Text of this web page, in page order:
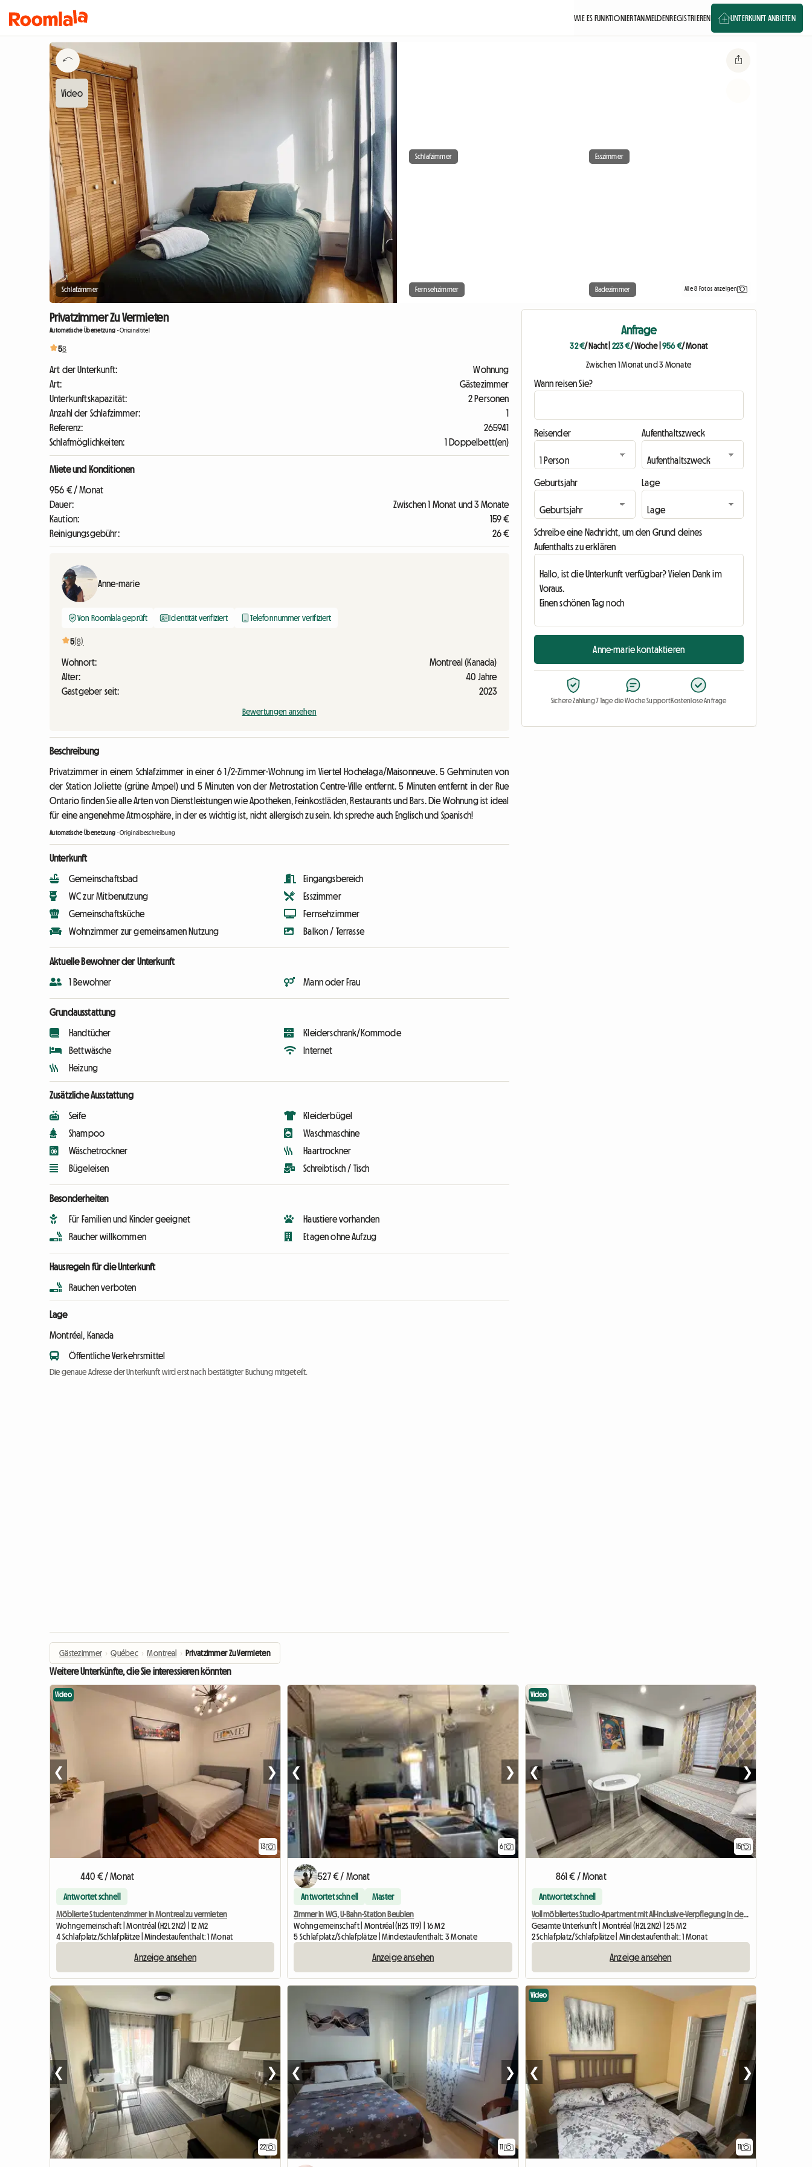
WIE ES FUNKTIONIERTANMELDENREGISTRIEREN UNTERKUNFT ANBIETEN
Schlafzimmer
Schlafzimmer Esszimmer
Fernsehzimmer Badezimmer Alle 8 Fotos anzeigen
Privatzimmer Zu Vermieten
Automatische Übersetzung -Originaltitel
58
Art der Unterkunft:
Wohnung
Art:
Gästezimmer
Unterkunftskapazität:
2 Personen
Anzahl der Schlafzimmer:
1
Referenz:
265941
Schlafmöglichkeiten:
1 Doppelbett(en)
Miete und Konditionen
956 € / Monat
Dauer:
Zwischen 1 Monat und 3 Monate
Kaution:
159 €
Reinigungsgebühr:
26 €
Anne-marie
Von Roomlala geprüft Identität verifiziert Telefonnummer verifiziert
5(8)
Wohnort:
Montreal (Kanada)
Alter:
40 Jahre
Gastgeber seit:
2023
Bewertungen ansehen
Beschreibung
Privatzimmer in einem Schlafzimmer in einer 6 1/2-Zimmer-Wohnung im Viertel Hochelaga/Maisonneuve. 5 Gehminuten von
der Station Joliette (grüne Ampel) und 5 Minuten von der Metrostation Centre-Ville entfernt. 5 Minuten entfernt in der Rue
Ontario finden Sie alle Arten von Dienstleistungen wie Apotheken, Feinkostläden, Restaurants und Bars. Die Wohnung ist ideal
für eine angenehme Atmosphäre, in der es wichtig ist, nicht allergisch zu sein. Ich spreche auch Englisch und Spanisch!
Automatische Übersetzung -Originalbeschreibung
Unterkunft
Gemeinschaftsbad
WC zur Mitbenutzung
Gemeinschaftsküche
Wohnzimmer zur gemeinsamen Nutzung
Eingangsbereich
Esszimmer
Fernsehzimmer
Balkon / Terrasse
Aktuelle Bewohner der Unterkunft
1 Bewohner Mann oder Frau
Grundausstattung
Handtücher
Bettwäsche
Heizung
Kleiderschrank/Kommode
Internet
Zusätzliche Ausstattung
Seife
Shampoo
Wäschetrockner
Bügeleisen
Kleiderbügel
Waschmaschine
Haartrockner
Schreibtisch / Tisch
Besonderheiten
Für Familien und Kinder geeignet
Raucher willkommen
Haustiere vorhanden
Etagen ohne Aufzug
Hausregeln für die Unterkunft
Rauchen verboten
Lage
Montréal, Kanada
Öffentliche Verkehrsmittel
Die genaue Adresse der Unterkunft wird erst nach bestätigter Buchung mitgeteilt.
Anfrage
32 €/ Nacht| 223 €/ Woche|956 €/ Monat
Zwischen 1 Monat und 3 Monate
Wann reisen Sie?
Reisender Aufenthaltszweck
Geburtsjahr Lage
Schreibe eine Nachricht, um den Grund deines
Aufenthalts zu erklären
Anne-marie kontaktieren
Sichere Zahlung7 Tage die Woche SupportKostenlose Anfrage
Gästezimmer › Québec › Montreal › Privatzimmer Zu Vermieten
Weitere Unterkünfte, die Sie interessieren könnten
13
Video
❮ ❯
440 € / Monat
Antwortet schnell
Möblierte Studentenzimmer in Montreal zu vermieten
Wohngemeinschaft | Montréal (H2L 2N2) | 12 M2
4 Schlafplatz/Schlafplätze | Mindestaufenthalt: 1 Monat
Anzeige ansehen
6
❮ ❯
527 € / Monat
Antwortet schnell Master
Zimmer in WG, U-Bahn-Station Beubien
Wohngemeinschaft | Montréal (H2S 1T9) | 16 M2
5 Schlafplatz/Schlafplätze | Mindestaufenthalt: 3 Monate
Anzeige ansehen
15
Video
❮ ❯
861 € / Monat
Antwortet schnell
Voll möbliertes Studio-Apartment mit All-inclusive-Verpflegung in der Nähe der Metrostation Berri-UQAM
Gesamte Unterkunft | Montréal (H2L 2N2) | 25 M2
2 Schlafplatz/Schlafplätze | Mindestaufenthalt: 1 Monat
Anzeige ansehen
22
❮ ❯
11
❮ ❯
11
Video
❮ ❯